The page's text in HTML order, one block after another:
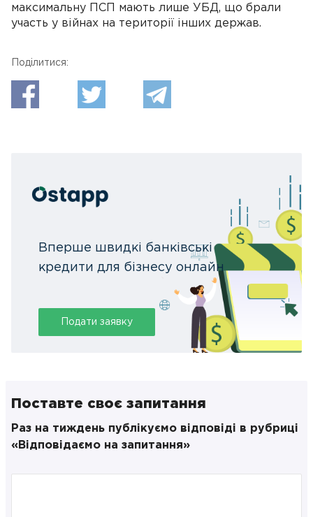
максимальну ПСП мають лише УБД, що брали
участь у війнах на території інших держав.
Поділитися:
Вперше швидкі банківські
кредити для бізнесу онлайн
Подати заявку
Поставте своє запитання
Раз на тиждень публікуємо відповіді в рубриці
«Відповідаємо на запитання»